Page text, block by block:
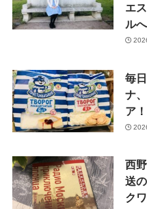
エ
ル
毎
ナ
ア！
西
送
ク